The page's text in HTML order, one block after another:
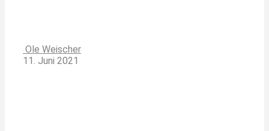
Ole Weischer
11. Juni 2021